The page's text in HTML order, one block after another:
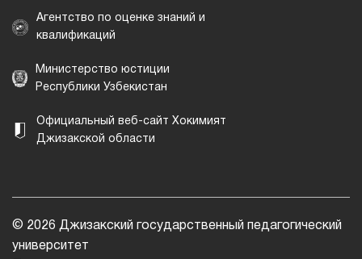
Агентство по оценке знаний и
квалификаций
Министерство юстиции
Республики Узбекистан
Официальный веб-сайт Хокимият
Джизакской области
© 2026 Джизакский государственный педагогический
университет